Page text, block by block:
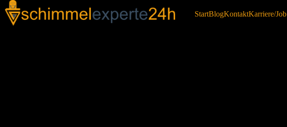
StartBlogKontaktKarriere/Job